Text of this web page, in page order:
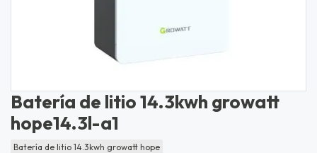
Batería de litio 14.3kwh growatt
hope14.3l-a1
Batería de litio 14.3kwh growatt hope